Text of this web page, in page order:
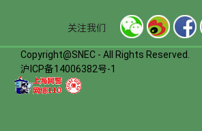
关注我们
Copyright@SNEC - All Rights Reserved.
沪ICP备14006382号-1